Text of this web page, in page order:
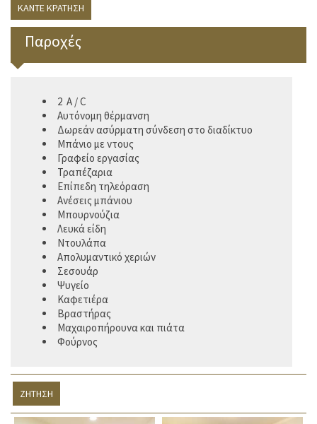
ΚΆΝΤΕ ΚΡΆΤΗΣΗ
Παροχές
2 A / C
Αυτόνομη θέρμανση
Δωρεάν ασύρματη σύνδεση στο διαδίκτυο
Μπάνιο με ντους
Γραφείο εργασίας
Τραπέζαρια
Επίπεδη τηλεόραση
Ανέσεις μπάνιου
Μπουρνούζια
Λευκά είδη
Ντουλάπα
Απολυμαντικό χεριών
Σεσουάρ
Ψυγείο
Καφετιέρα
Βραστήρας
Μαχαιροπήρουνα και πιάτα
Φούρνος
ΖΉΤΗΣΗ